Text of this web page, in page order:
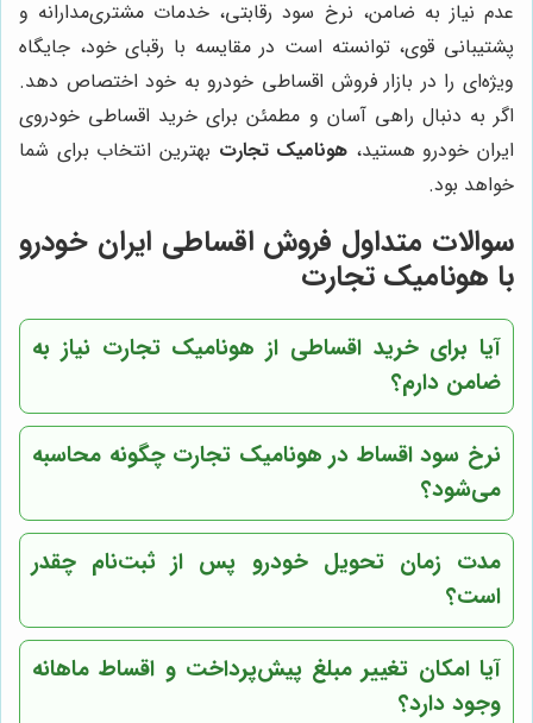
عدم نیاز به ضامن، نرخ سود رقابتی، خدمات مشتری‌مدارانه و
پشتیبانی قوی، توانسته است در مقایسه با رقبای خود، جایگاه
ویژه‌ای را در بازار فروش اقساطی خودرو به خود اختصاص دهد.
اگر به دنبال راهی آسان و مطمئن برای خرید اقساطی خودروی
ایران خودرو هستید، هونامیک تجارت بهترین انتخاب برای شما
خواهد بود.
سوالات متداول فروش اقساطی ایران خودرو
با هونامیک تجارت
آیا برای خرید اقساطی از هونامیک تجارت نیاز به
ضامن دارم؟
نرخ سود اقساط در هونامیک تجارت چگونه محاسبه
می‌شود؟
مدت زمان تحویل خودرو پس از ثبت‌نام چقدر
است؟
آیا امکان تغییر مبلغ پیش‌پرداخت و اقساط ماهانه
وجود دارد؟